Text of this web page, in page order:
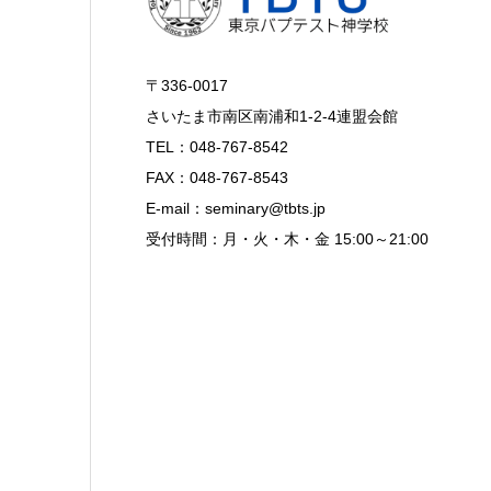
〒336-0017
さいたま市南区南浦和1-2-4連盟会館
TEL：048-767-8542
FAX：048-767-8543
E-mail：seminary@tbts.jp
受付時間：月・火・木・金 15:00～21:00